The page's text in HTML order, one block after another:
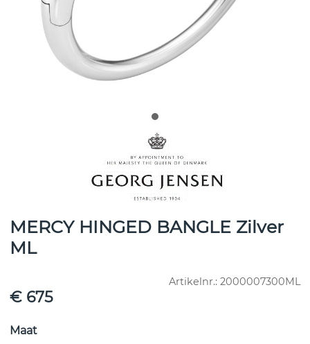
MERCY HINGED BANGLE Zilver
ML
Artikelnr.: 2000007300ML
€ 675
Maat